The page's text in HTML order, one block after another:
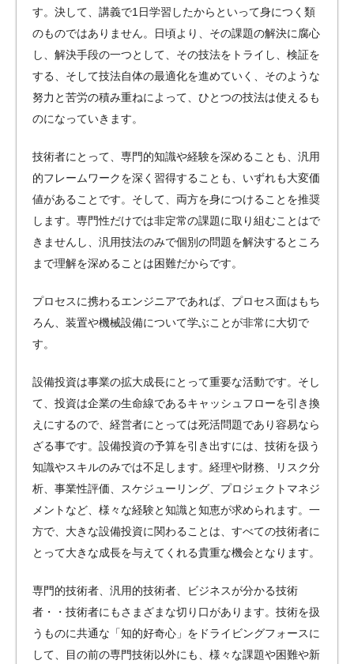
す。決して、講義で1日学習したからといって身につく類
のものではありません。日頃より、その課題の解決に腐心
し、解決手段の一つとして、その技法をトライし、検証を
する、そして技法自体の最適化を進めていく、そのような
努力と苦労の積み重ねによって、ひとつの技法は使えるも
のになっていきます。
技術者にとって、専門的知識や経験を深めることも、汎用
的フレームワークを深く習得することも、いずれも大変価
値があることです。そして、両方を身につけることを推奨
します。専門性だけでは非定常の課題に取り組むことはで
きませんし、汎用技法のみで個別の問題を解決するところ
まで理解を深めることは困難だからです。
プロセスに携わるエンジニアであれば、プロセス面はもち
ろん、装置や機械設備について学ぶことが非常に大切で
す。
設備投資は事業の拡大成長にとって重要な活動です。そし
て、投資は企業の生命線であるキャッシュフローを引き換
えにするので、経営者にとっては死活問題であり容易なら
ざる事です。設備投資の予算を引き出すには、技術を扱う
知識やスキルのみでは不足します。経理や財務、リスク分
析、事業性評価、スケジューリング、プロジェクトマネジ
メントなど、様々な経験と知識と知恵が求められます。一
方で、大きな設備投資に関わることは、すべての技術者に
とって大きな成長を与えてくれる貴重な機会となります。
専門的技術者、汎用的技術者、ビジネスが分かる技術
者・・技術者にもさまざまな切り口があります。技術を扱
うものに共通な「知的好奇心」をドライビングフォースに
して、目の前の専門技術以外にも、様々な課題や困難や新